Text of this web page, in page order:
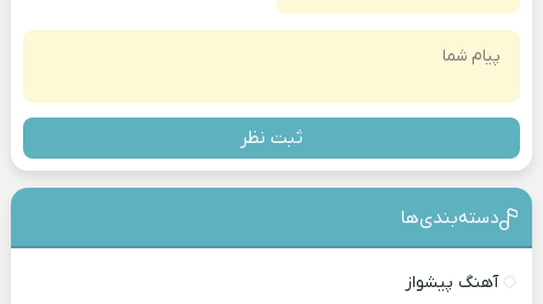
ثبت نظر
دسته‌بندی‎‌‌ها
آهنگ پیشواز